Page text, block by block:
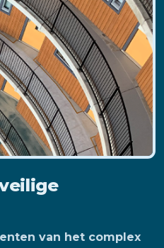
van het complex